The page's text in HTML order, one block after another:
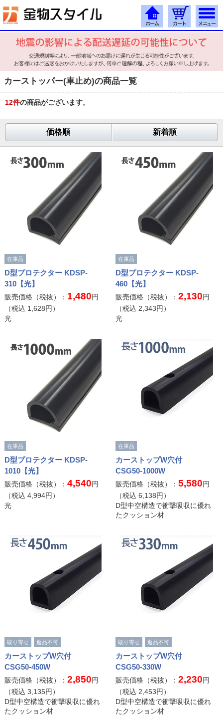
カーストッパー(車止め)の商品一覧
12件の商品がございます。
価格順 新着順
在庫品
D型プロテクター KDSP-
310【光】
販売価格（税抜）： 1,480円
（税込 1,628円）
光
在庫品
D型プロテクター KDSP-
460【光】
販売価格（税抜）：2,130円
（税込 2,343円）
光
在庫品
D型プロテクター KDSP-
1010【光】
販売価格（税抜）： 4,540円
（税込 4,994円）
光
在庫品
カーストップW穴付
CSG50-1000W
販売価格（税抜）：5,580円
（税込6,138円）
D型中空構造で衝撃吸収に優れ
たクッション材
取り寄せ 返品不可
カーストップW穴付
CSG50-450W
販売価格（税抜）： 2,850円
（税込 3,135円）
D型中空構造で衝撃吸収に優れ
たクッション材
取り寄せ 返品不可
カーストップW穴付
CSG50-330W
販売価格（税抜）：2,230円
（税込 2,453円）
D型中空構造で衝撃吸収に優れ
たクッション材